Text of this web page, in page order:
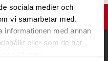
sociala medier och
vi samarbetar med.
informationen med annan
eller som de har